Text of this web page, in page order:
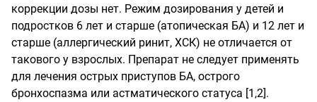
коррекции дозы нет. Режим дозирования у детей и
подростков 6 лет и старше (атопическая БА) и 12 лет и
старше (аллергический ринит, ХСК) не отличается от
такового у взрослых. Препарат не следует применять
для лечения острых приступов БА, острого
бронхоспазма или астматического статуса [1,2].